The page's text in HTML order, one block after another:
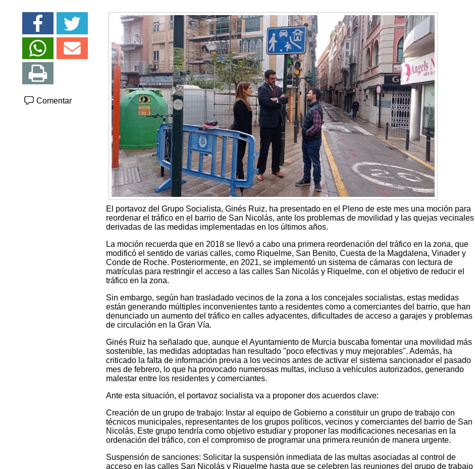
Comentar
El portavoz del Grupo Socialista, Ginés Ruiz, ha presentado en el Pleno de este mes una moción para
reordenar el tráfico en el barrio de San Nicolás, ante los problemas de movilidad y las quejas vecinales
derivadas de las medidas implementadas en los últimos años.
La moción recuerda que en 2018 se llevó a cabo una primera reordenación del tráfico en la zona, que
modificó el sentido de varias calles, como Riquelme, San Benito, Cuesta de la Magdalena, Vinader y
Conde de Roche. Posteriormente, en 2021, se implementó un sistema de cámaras con lectura de
matrículas para restringir el acceso a las calles San Nicolás y Riquelme, con el objetivo de reducir el
tráfico en la zona.
Sin embargo, según han trasladado vecinos de la zona a los concejales socialistas, estas medidas
están generando múltiples inconvenientes tanto a residentes como a comerciantes del barrio, que han
denunciado un aumento del tráfico en calles adyacentes, dificultades de acceso a garajes y problemas
de circulación en la Gran Vía.
Ginés Ruiz ha señalado que, aunque el Ayuntamiento de Murcia buscaba fomentar una movilidad más
sostenible, las medidas adoptadas han resultado "poco efectivas y muy mejorables". Además, ha
criticado la falta de información previa a los vecinos antes de activar el sistema sancionador el pasado
mes de febrero, lo que ha provocado numerosas multas, incluso a vehículos autorizados, generando
malestar entre los residentes y comerciantes.
Ante esta situación, el portavoz socialista va a proponer dos acuerdos clave:
Creación de un grupo de trabajo: Instar al equipo de Gobierno a constituir un grupo de trabajo con
técnicos municipales, representantes de los grupos políticos, vecinos y comerciantes del barrio de San
Nicolás. Este grupo tendría como objetivo estudiar y proponer las modificaciones necesarias en la
ordenación del tráfico, con el compromiso de programar una primera reunión de manera urgente.
Suspensión de sanciones: Solicitar la suspensión inmediata de las multas asociadas al control de
acceso en las calles San Nicolás y Riquelme hasta que se celebren las reuniones del grupo de trabajo